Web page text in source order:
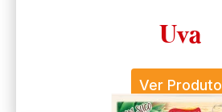
Uva
Ver Produto